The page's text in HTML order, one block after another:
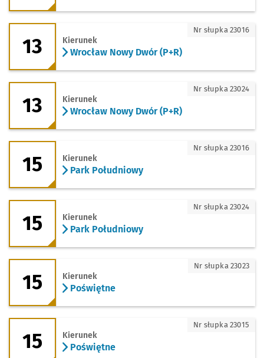
13 - kierunek Wrocław Nowy Dwór
13 Kierunek
Wrocław Nowy Dwór (P+R)
Nr słupka 23016
13 - kierunek Wrocław Nowy Dwór
13 Kierunek
Wrocław Nowy Dwór (P+R)
Nr słupka 23024
15 - kierunek Park Południowy
15 Kierunek
Park Południowy
Nr słupka 23016
15 - kierunek Park Południowy
15 Kierunek
Park Południowy
Nr słupka 23024
15 - kierunek Poświętne
15 Kierunek
Poświętne
Nr słupka 23023
15 - kierunek Poświętne
15 Kierunek
Poświętne
Nr słupka 23015